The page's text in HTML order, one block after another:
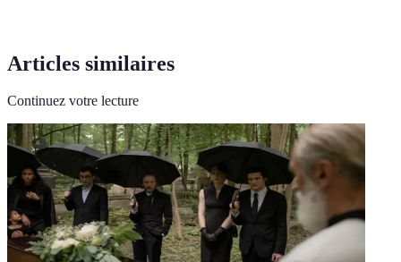
Articles similaires
Continuez votre lecture